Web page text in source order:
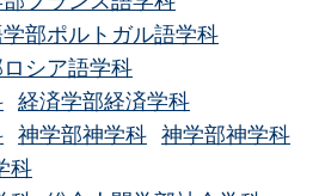
部ポルトガル語学科
シア語学科
経済学部経済学科
神学部神学科 神学部神学科
科